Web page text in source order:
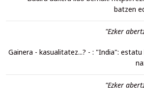
batzen
"Ezker
Gainera - kasualitatez...? - : "India":
"Ezker